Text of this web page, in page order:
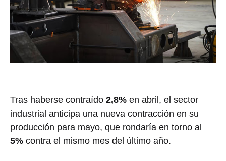
Tras haberse contraído 2,8% en abril, el sector
industrial anticipa una nueva contracción en su
producción para mayo, que rondaría en torno al
5% contra el mismo mes del último año.